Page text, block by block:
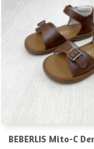
Aperçu
BEBERLIS Mito-C